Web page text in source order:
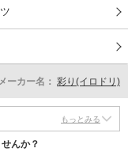
ーカー名： 彩り(イロドリ)
もっとみる
んか？